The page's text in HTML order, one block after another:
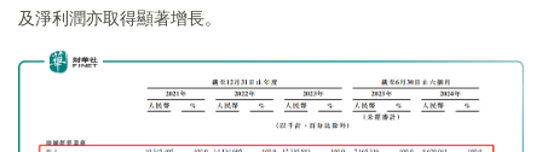
及淨利潤亦取得顯著增長。